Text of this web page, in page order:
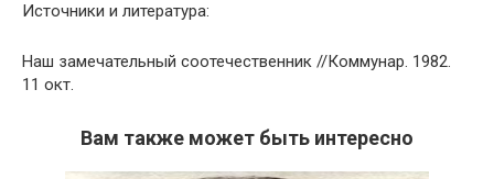
Источники и литература:
Наш замечательный соотечественник //Коммунар. 1982.
11 окт.
Вам также может быть интересно